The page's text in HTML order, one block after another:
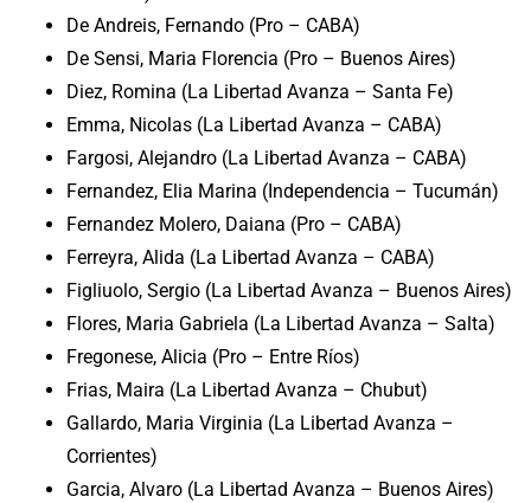
De Andreis, Fernando (Pro – CABA)
De Sensi, Maria Florencia (Pro – Buenos Aires)
Diez, Romina (La Libertad Avanza – Santa Fe)
Emma, Nicolas (La Libertad Avanza – CABA)
Fargosi, Alejandro (La Libertad Avanza – CABA)
Fernandez, Elia Marina (Independencia – Tucumán)
Fernandez Molero, Daiana (Pro – CABA)
Ferreyra, Alida (La Libertad Avanza – CABA)
Figliuolo, Sergio (La Libertad Avanza – Buenos Aires)
Flores, Maria Gabriela (La Libertad Avanza – Salta)
Fregonese, Alicia (Pro – Entre Ríos)
Frias, Maira (La Libertad Avanza – Chubut)
Gallardo, Maria Virginia (La Libertad Avanza –
Corrientes)
Garcia, Alvaro (La Libertad Avanza – Buenos Aires)